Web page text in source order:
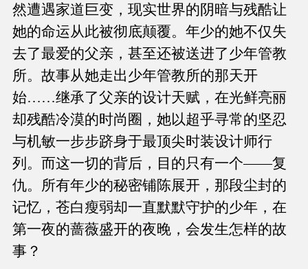
然遭遇家道巨变，现实世界的阴暗与残酷让
她的命运从此被彻底颠覆。年少的她不仅失
去了最爱的父亲，甚至还被送进了少年管教
所。故事从她走出少年管教所的那天开
始……继承了父亲的设计天赋，在光鲜亮丽
却残酷冷漠的时尚圈，她以超乎寻常的坚忍
与机敏一步步跻身于最顶尖时装设计师行
列。而这一切的背后，目的只有一个——复
仇。所有年少的秘密铺陈展开，那段尘封的
记忆，苍白瘦弱却一直默默守护的少年，在
第一夜的蔷薇盛开的夜晚，会发生怎样的故
事？